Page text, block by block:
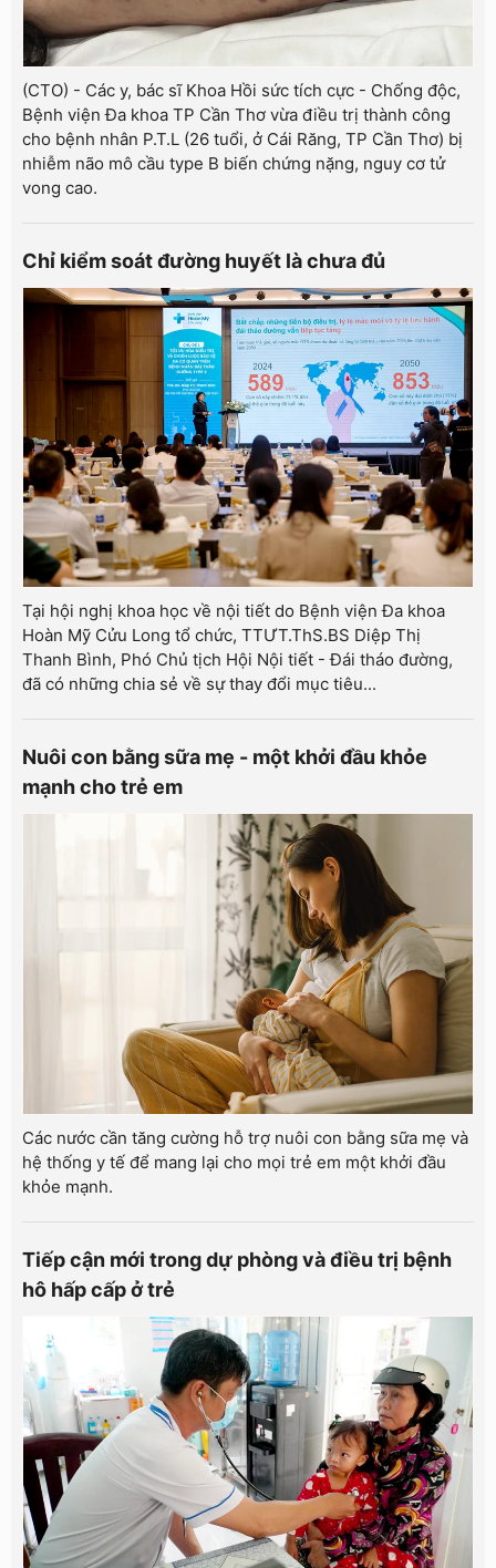
(CTO) - Các y, bác sĩ Khoa Hồi sức tích cực - Chống độc,
Bệnh viện Đa khoa TP Cần Thơ vừa điều trị thành công
cho bệnh nhân P.T.L (26 tuổi, ở Cái Răng, TP Cần Thơ) bị
nhiễm não mô cầu type B biến chứng nặng, nguy cơ tử
vong cao.
Chỉ kiểm soát đường huyết là chưa đủ
Tại hội nghị khoa học về nội tiết do Bệnh viện Đa khoa
Hoàn Mỹ Cửu Long tổ chức, TTƯT.ThS.BS Diệp Thị
Thanh Bình, Phó Chủ tịch Hội Nội tiết - Đái tháo đường,
đã có những chia sẻ về sự thay đổi mục tiêu...
Nuôi con bằng sữa mẹ - một khởi đầu khỏe
mạnh cho trẻ em
Các nước cần tăng cường hỗ trợ nuôi con bằng sữa mẹ và
hệ thống y tế để mang lại cho mọi trẻ em một khởi đầu
khỏe mạnh.
Tiếp cận mới trong dự phòng và điều trị bệnh
hô hấp cấp ở trẻ